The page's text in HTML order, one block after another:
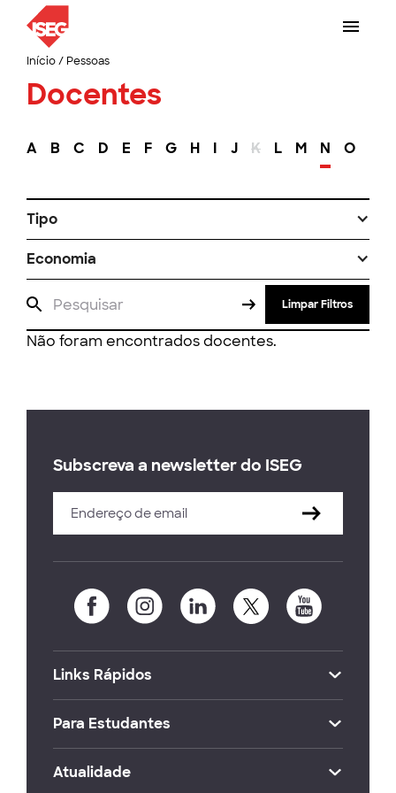
Início/ Pessoas
Docentes
A B C D E F G H I J K L M N O
Tipo
Economia
Limpar Filtros
Não foram encontrados docentes.
Subscreva a newsletter do ISEG
Links Rápidos
Para Estudantes
Atualidade